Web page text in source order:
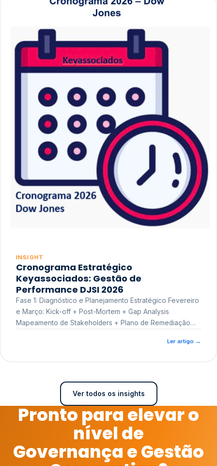
INSIGHT
Cronograma Estratégico
Keyassociados: Gestão de
Performance DJSI 2026
Fase 1: Diagnóstico e Planejamento Estratégico Fevereiro
e Março: Kick-off + Post-Mortem + Gap Analysis
Mapeamento de Stakeholders + Plano de Remediação
Ler artigo →
Ver todos os insights
Pronto para elevar o
nível de
Governança e Gestão